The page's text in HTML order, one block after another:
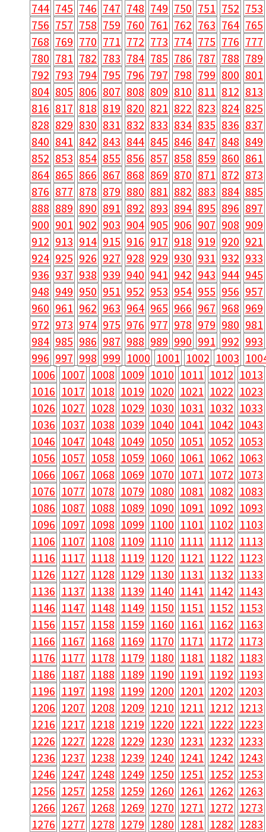
744 745 746 747 748 749 750 751 752 753
756 757 758 759 760 761 762 763 764 765
768 769 770 771 772 773 774 775 776 777
780 781 782 783 784 785 786 787 788 789
792 793 794 795 796 797 798 799 800 801
804 805 806 807 808 809 810 811 812 813
816 817 818 819 820 821 822 823 824 825
828 829 830 831 832 833 834 835 836 837
840 841 842 843 844 845 846 847 848 849
852 853 854 855 856 857 858 859 860 861
864 865 866 867 868 869 870 871 872 873
876 877 878 879 880 881 882 883 884 885
888 889 890 891 892 893 894 895 896 897
900 901 902 903 904 905 906 907 908 909
912 913 914 915 916 917 918 919 920 921
924 925 926 927 928 929 930 931 932 933
936 937 938 939 940 941 942 943 944 945
948 949 950 951 952 953 954 955 956 957
960 961 962 963 964 965 966 967 968 969
972 973 974 975 976 977 978 979 980 981
984 985 986 987 988 989 990 991 992 993
996 997 998 999 1000 1001 1002 1003
1006 1007 1008 1009 1010 1011 1012 1013
1016 1017 1018 1019 1020 1021 1022 1023
1026 1027 1028 1029 1030 1031 1032 1033
1036 1037 1038 1039 1040 1041 1042 1043
1046 1047 1048 1049 1050 1051 1052 1053
1056 1057 1058 1059 1060 1061 1062 1063
1066 1067 1068 1069 1070 1071 1072 1073
1076 1077 1078 1079 1080 1081 1082 1083
1086 1087 1088 1089 1090 1091 1092 1093
1096 1097 1098 1099 1100 1101 1102 1103
1106 1107 1108 1109 1110 1111 1112 1113
1116 1117 1118 1119 1120 1121 1122 1123
1126 1127 1128 1129 1130 1131 1132 1133
1136 1137 1138 1139 1140 1141 1142 1143
1146 1147 1148 1149 1150 1151 1152 1153
1156 1157 1158 1159 1160 1161 1162 1163
1166 1167 1168 1169 1170 1171 1172 1173
1176 1177 1178 1179 1180 1181 1182 1183
1186 1187 1188 1189 1190 1191 1192 1193
1196 1197 1198 1199 1200 1201 1202 1203
1206 1207 1208 1209 1210 1211 1212 1213
1216 1217 1218 1219 1220 1221 1222 1223
1226 1227 1228 1229 1230 1231 1232 1233
1236 1237 1238 1239 1240 1241 1242 1243
1246 1247 1248 1249 1250 1251 1252 1253
1256 1257 1258 1259 1260 1261 1262 1263
1266 1267 1268 1269 1270 1271 1272 1273
1276 1277 1278 1279 1280 1281 1282 1283